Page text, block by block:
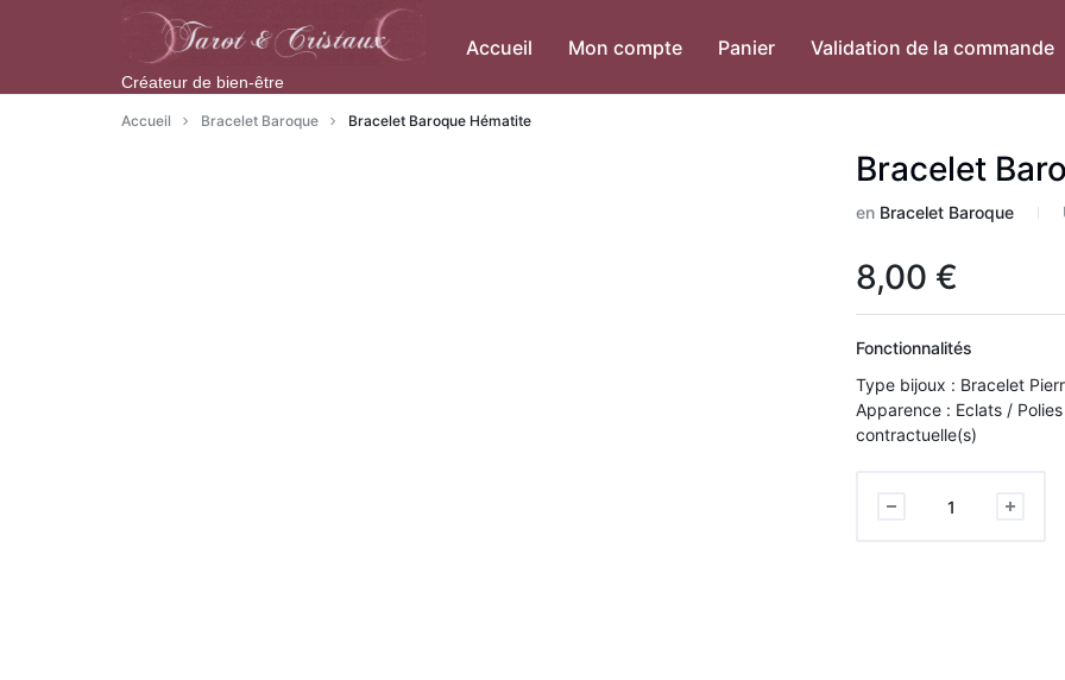
Créateur de bien-être
Accueil Mon compte Panier Validation de la commande
Accueil Bracelet Baroque Bracelet Baroque Hématite
Bracelet
en Bracelet Baroque
8,00 €
Fonctionnalités
Type bijoux : Bracelet
Apparence : Eclats / Polies
contractuelle(s)